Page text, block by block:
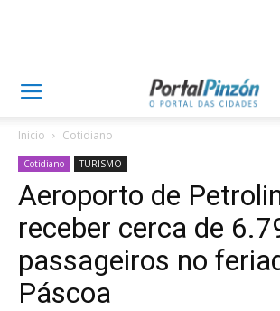
Inicio Cotidiano
Cotidiano TURISMO
Aeroporto de
receber cerca de
passageiros no
Páscoa